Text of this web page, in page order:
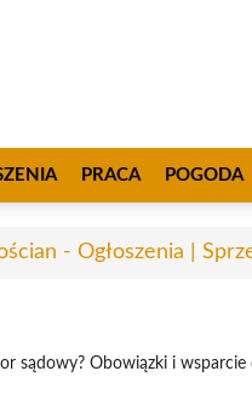
PRACA POGODA
- Ogłoszenia |
sądowy? Obowiązki i